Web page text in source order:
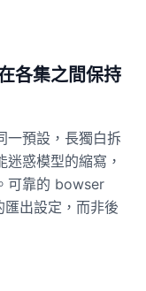
各集之間保持
一預設，長獨白拆
惑模型的縮寫，
可靠的 bowser
出設定，而非後